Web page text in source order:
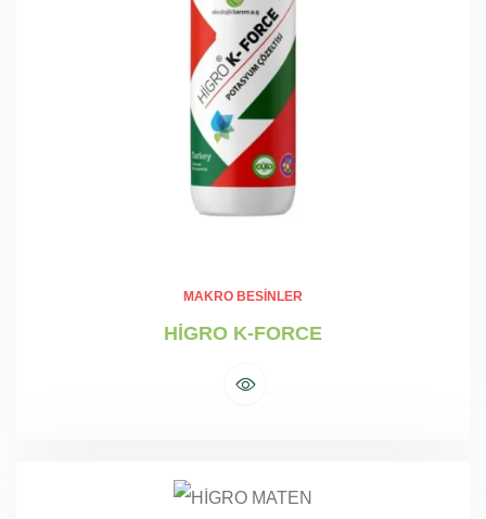
MAKRO BESINLER
HİGRO K-FORCE